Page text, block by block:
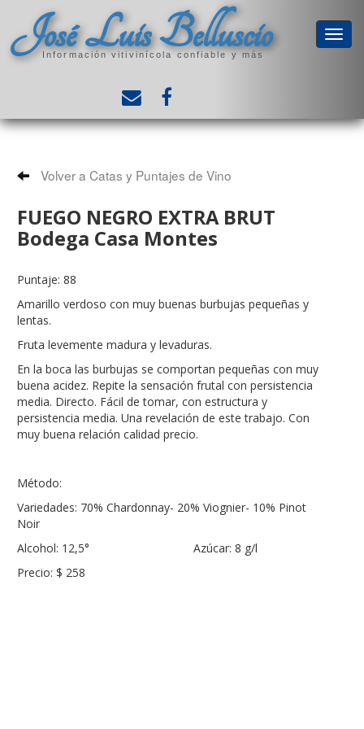
José Luis Belluscio
Información vitivinícola confiable y más
Volver a Catas y Puntajes de Vino
FUEGO NEGRO EXTRA BRUT
Bodega Casa Montes
Puntaje: 88
Amarillo verdoso con muy buenas burbujas pequeñas y
lentas.
Fruta levemente madura y levaduras.
En la boca las burbujas se comportan pequeñas con muy
buena acidez. Repite la sensación frutal con persistencia
media. Directo. Fácil de tomar, con estructura y
persistencia media. Una revelación de este trabajo. Con
muy buena relación calidad precio.
Método:
Variedades: 70% Chardonnay- 20% Viognier- 10% Pinot
Noir
Alcohol: 12,5° Azúcar: 8 g/l
Precio: $ 258